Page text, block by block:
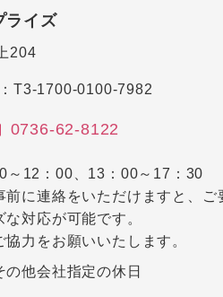
ライズ
204
T3-1700-0100-7982
0736-62-8122
～12：00、13：00～17：30
に連絡をいただけますと、ご
対応が可能です。
力をお願いいたします。
の他会社指定の休日